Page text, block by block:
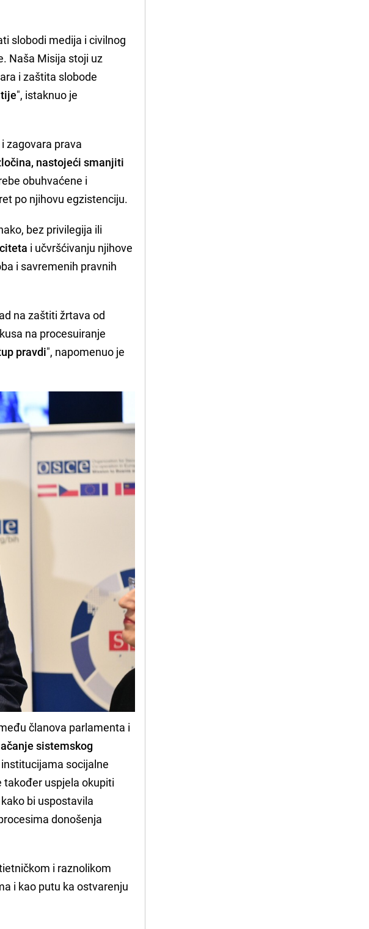
slobodi medija i civilnog
Naša Misija stoji uz
i zaštita slobode
", istaknuo je
zagovara prava
nastojeći smanjiti
obuhvaćene i
po njihovu egzistenciju.
bez privilegija ili
i učvršćivanju njihove
i savremenih pravnih
na zaštiti žrtava od
na procesuiranje
pravdi", napomenuo je
članova parlamenta i
sistemskog
socijalne
uspjela okupiti
bi uspostavila
donošenja
i raznolikom
i kao putu ka ostvarenju